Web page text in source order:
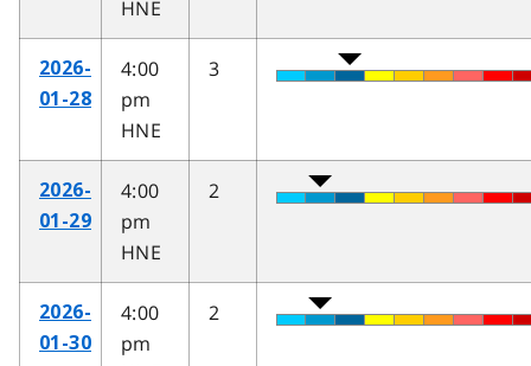
HNE
2026-
01-28
4:00
pm
HNE
3
2026-
01-29
4:00
pm
HNE
2
2026-
01-30
4:00
pm
2